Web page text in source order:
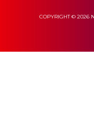
COPYRIGHT © 2026